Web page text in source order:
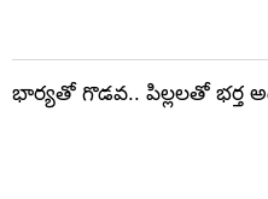
భార్యతో గొడవ.. పిల్లలతో భర్త